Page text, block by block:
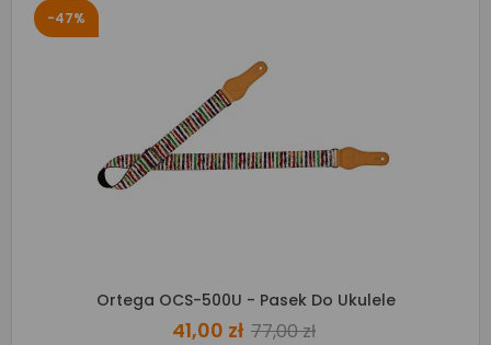
-47%
Ortega OCS-500U - Pasek Do Ukulele
41,00 zł 77,00 zł